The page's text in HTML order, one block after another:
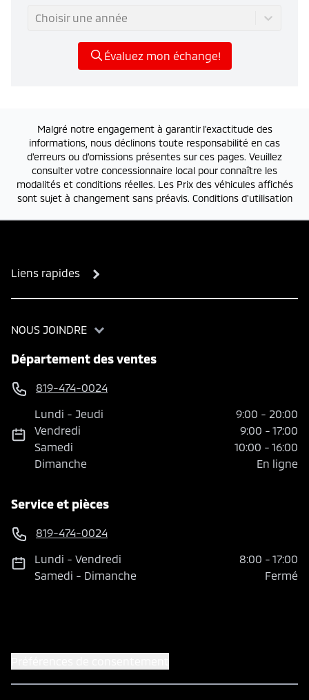
Choisir une année
Évaluez mon échange!
Malgré notre engagement à garantir l'exactitude des
informations, nous déclinons toute responsabilité en cas
d'erreurs ou d'omissions présentes sur ces pages. Veuillez
consulter votre concessionnaire local pour connaître les
modalités et conditions réelles. Les Prix des véhicules affichés
sont sujet à changement sans préavis. Conditions d'utilisation
Liens rapides
NOUS JOINDRE
Département des ventes
819-474-0024
Lundi - Jeudi 9:00 - 20:00
Vendredi
9:00 - 17:00
Samedi
10:00 - 16:00
Dimanche
En ligne
Service et pièces
819-474-0024
Lundi -Vendredi 8:00 - 17:00
Samedi - Dimanche Fermé